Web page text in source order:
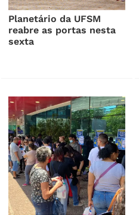
Planetário da UFSM
reabre as portas nesta
sexta